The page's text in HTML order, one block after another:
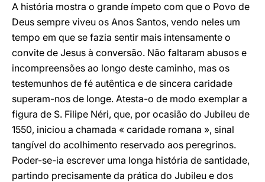
A história mostra o grande ímpeto com que o Povo de
Deus sempre viveu os Anos Santos, vendo neles um
tempo em que se fazia sentir mais intensamente o
convite de Jesus à conversão. Não faltaram abusos e
incompreensões ao longo deste caminho, mas os
testemunhos de fé autêntica e de sincera caridade
superam-nos de longe. Atesta-o de modo exemplar a
figura de S. Filipe Néri, que, por ocasião do Jubileu de
1550, iniciou a chamada « caridade romana », sinal
tangível do acolhimento reservado aos peregrinos.
Poder-se-ia escrever uma longa história de santidade,
partindo precisamente da prática do Jubileu e dos